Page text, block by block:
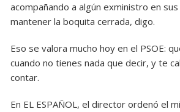
acompañando a algún exministro en
mantener la boquita cerrada, digo.
Eso se valora mucho hoy en el PSOE:
cuando no tienes nada que decir, y te
contar.
En EL ESPAÑOL, el director ordenó el